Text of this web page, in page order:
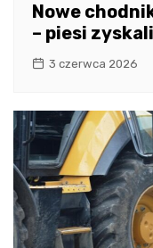
Nowe
– piesi
3 czerwca 2026